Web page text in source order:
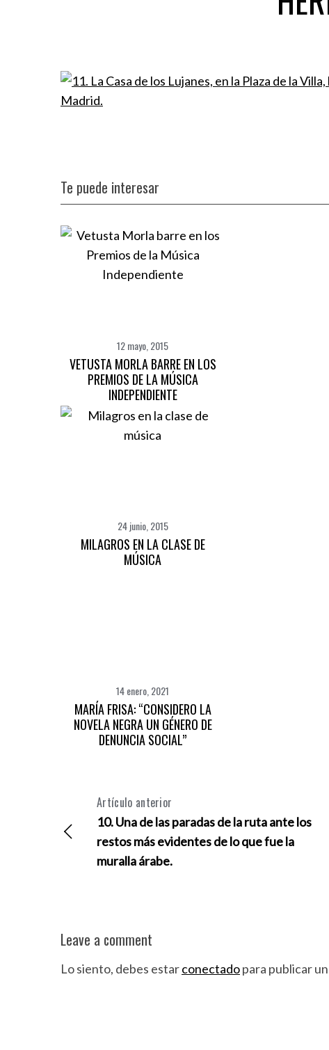
Te puede interesar
12 mayo, 2015
VETUSTA MORLA BARRE EN LOS
PREMIOS DE LA MÚSICA
INDEPENDIENTE
24 junio, 2015
MILAGROS EN LA CLASE DE
MÚSICA
14 enero, 2021
MARÍA FRISA: “CONSIDERO LA
NOVELA NEGRA UN GÉNERO DE
DENUNCIA SOCIAL”
Artículo anterior
10. Una de las paradas de la ruta ante los
restos más evidentes de lo que fue la
muralla árabe.
Leave a comment
Lo siento, debes estarconectadopara publicar
e
a
c
h